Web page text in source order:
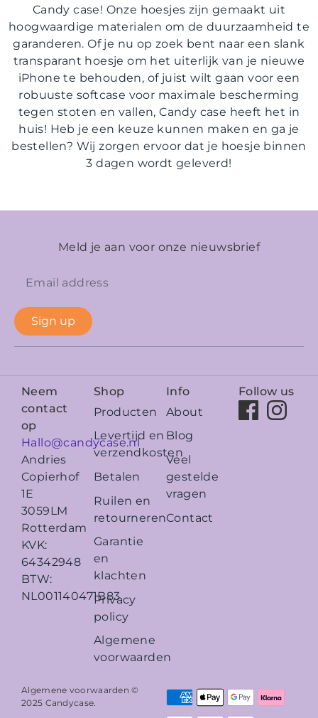
Candy case! Onze hoesjes zijn gemaakt uit
hoogwaardige materialen om de duurzaamheid te
garanderen. Of je nu op zoek bent naar een slank
transparant hoesje om het uiterlijk van je nieuwe
iPhone te behouden, of juist wilt gaan voor een
robuuste softcase voor maximale bescherming
tegen stoten en vallen, Candy case heeft het in
huis! Heb je een keuze kunnen maken en ga je
bestellen? Wij zorgen ervoor dat je hoesje binnen
3 dagen wordt geleverd!
Meld je aan voor onze nieuwsbrief
Sign up
Neem
contact
op
Hallo@candycase.nl
Andries
Copierhof
1E
3059LM
Rotterdam
KVK:
64342948
BTW:
NL001140471B83
Shop
Producten
Levertijd en
verzendkosten
Betalen
Ruilen en
retourneren
Garantie
en
klachten
Privacy
policy
Algemene
voorwaarden
Info
About
Blog
Veel
gestelde
vragen
Contact
Follow us
Algemene voorwaarden ©
2025 Candycase.